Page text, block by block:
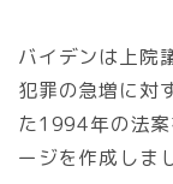
バイデンは上院
犯罪の急増に対
た1994年の法
ージを作成しま